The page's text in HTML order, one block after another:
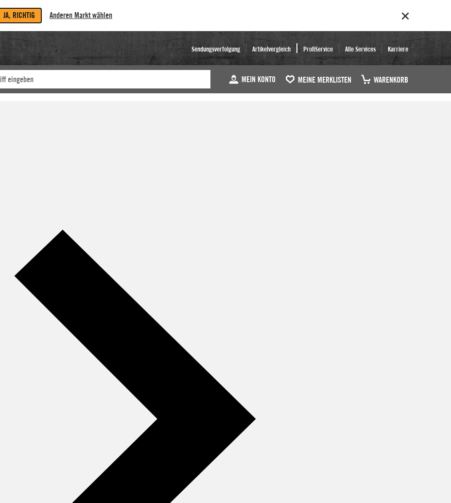
JA, RICHTIG Anderen Markt wählen
Sendungsverfolgung Artikelvergleich ProfiService Alle Services Karriere
MEIN KONTO MEINE MERKLISTEN WARENKORB